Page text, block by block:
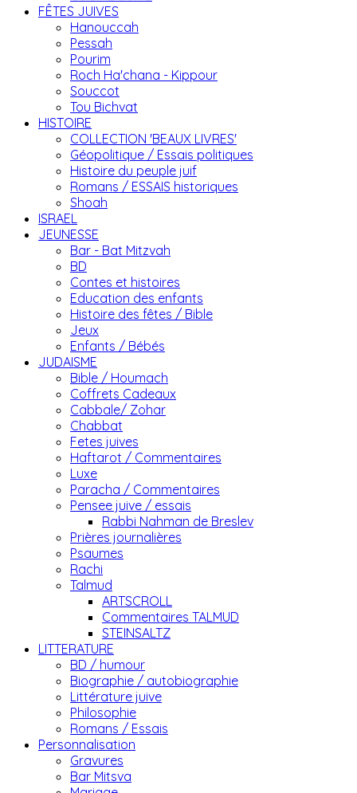
FÊTES JUIVES
Hanouccah
Pessah
Pourim
Roch Ha'chana - Kippour
Souccot
Tou Bichvat
HISTOIRE
COLLECTION 'BEAUX LIVRES'
Géopolitique / Essais politiques
Histoire du peuple juif
Romans / ESSAIS historiques
Shoah
ISRAEL
JEUNESSE
Bar - Bat Mitzvah
BD
Contes et histoires
Education des enfants
Histoire des fêtes / Bible
Jeux
Enfants / Bébés
JUDAISME
Bible / Houmach
Coffrets Cadeaux
Cabbale/ Zohar
Chabbat
Fetes juives
Haftarot / Commentaires
Luxe
Paracha / Commentaires
Pensee juive / essais
Rabbi Nahman de Breslev
Prières journalières
Psaumes
Rachi
Talmud
ARTSCROLL
Commentaires TALMUD
STEINSALTZ
LITTERATURE
BD / humour
Biographie / autobiographie
Littérature juive
Philosophie
Romans / Essais
Personnalisation
Gravures
Bar Mitsva